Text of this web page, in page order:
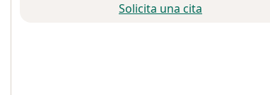
Solicita una cita